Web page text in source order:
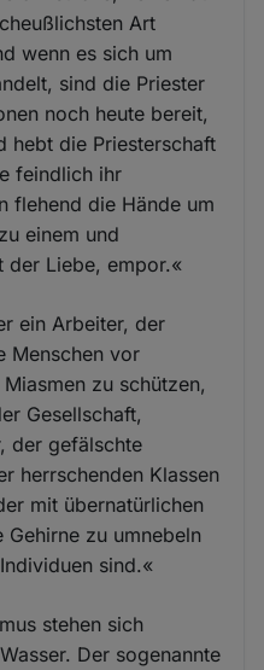
Art
wenn es sich um
sind die Priester
noch heute bereit,
hebt die Priesterschaft
feindlich ihr
flehend die Hände um
einem und
der Liebe, empor.«
ein Arbeiter, der
Menschen vor
zu schützen,
Gesellschaft,
der gefälschte
herrschenden Klassen
mit übernatürlichen
Gehirne zu umnebeln
sind.«
stehen sich
Der sogenannte